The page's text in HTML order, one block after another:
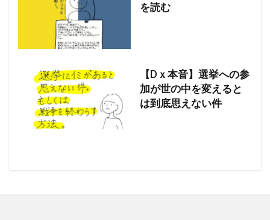
を読む
【Dｘ本音】選挙への参
加が世の中を変えると
は到底思えない件